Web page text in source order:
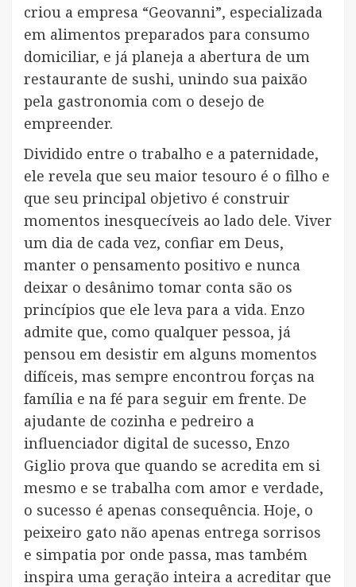
criou a empresa “Geovanni”, especializada
em alimentos preparados para consumo
domiciliar, e já planeja a abertura de um
restaurante de sushi, unindo sua paixão
pela gastronomia com o desejo de
empreender.
Dividido entre o trabalho e a paternidade,
ele revela que seu maior tesouro é o filho e
que seu principal objetivo é construir
momentos inesquecíveis ao lado dele. Viver
um dia de cada vez, confiar em Deus,
manter o pensamento positivo e nunca
deixar o desânimo tomar conta são os
princípios que ele leva para a vida. Enzo
admite que, como qualquer pessoa, já
pensou em desistir em alguns momentos
difíceis, mas sempre encontrou forças na
família e na fé para seguir em frente. De
ajudante de cozinha e pedreiro a
influenciador digital de sucesso, Enzo
Giglio prova que quando se acredita em si
mesmo e se trabalha com amor e verdade,
o sucesso é apenas consequência. Hoje, o
peixeiro gato não apenas entrega sorrisos
e simpatia por onde passa, mas também
inspira uma geração inteira a acreditar que